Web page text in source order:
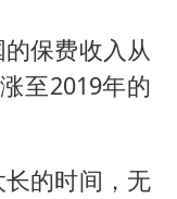
保费收入从
至2019年的
的时间，无